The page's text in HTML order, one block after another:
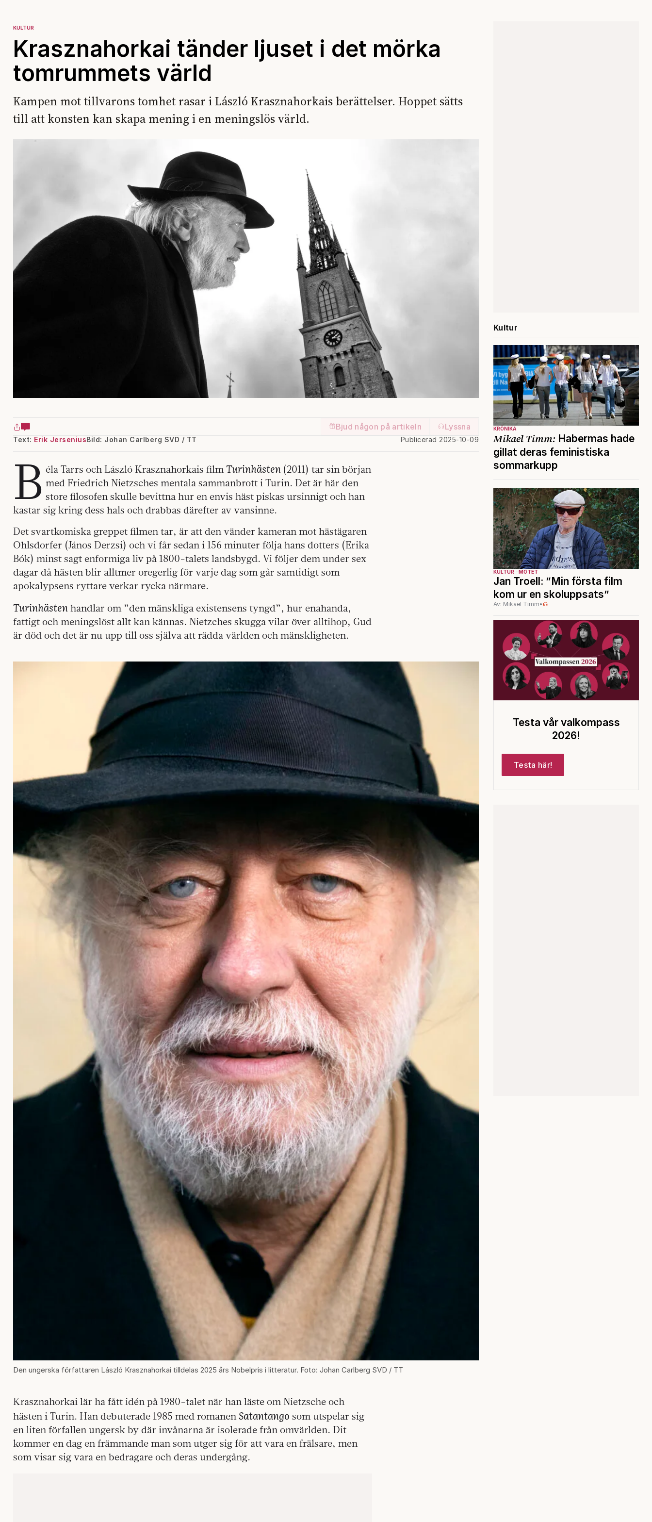
KULTUR
Krasznahorkai tänder ljuset i det mörka
tomrummets värld
Kampen mot tillvarons tomhet rasar i László Krasznahorkais berättelser. Hoppet sätts
till att konsten kan skapa mening i en meningslös värld.
Bjud någon på artikeln Lyssna
Text: Erik Jersenius Publicerad 2025-10-09
Bild: Johan Carlberg SVD / TT
B éla Tarrs och László Krasznahorkais filmTurinhästen (2011) tar sin början
med Friedrich Nietzsches mentala sammanbrott i Turin. Det är här den
store filosofen skulle bevittna hur en envis häst piskas ursinnigt och han
kastar sig kring dess hals och drabbas därefter av vansinne.
Det svartkomiska greppet filmen tar, är att den vänder kameran mot hästägaren
Ohlsdorfer (János Derzsi) och vi får sedan i 156 minuter följa hans dotters (Erika
Bók) minst sagt enformiga liv på 1800-talets landsbygd. Vi följer dem under sex
dagar då hästen blir alltmer oregerlig för varje dag som går samtidigt som
apokalypsens ryttare verkar rycka närmare.
Turinhästen handlar om ”den mänskliga existensens tyngd”, hur enahanda,
fattigt och meningslöst allt kan kännas. Nietzches skugga vilar över alltihop, Gud
är död och det är nu upp till oss själva att rädda världen och mänskligheten.
Den ungerska författaren László Krasznahorkai tilldelas 2025 års Nobelpris i litteratur. Foto: Johan Carlberg SVD / TT
Krasznahorkai lär ha fått idén på 1980-talet när han läste om Nietzsche och
hästen i Turin. Han debuterade 1985 med romanenSatantango som utspelar sig
en liten förfallen ungersk by där invånarna är isolerade från omvärlden. Dit
kommer en dag en främmande man som utger sig för att vara en frälsare, men
som visar sig vara en bedragare och deras undergång.
Kultur
KRÖNIKA
Mikael Timm: Habermas hade
gillat deras feministiska
sommarkupp
KULTUR MÖTET
Jan Troell: ”Min första film
kom ur en skoluppsats”
Av: Mikael Timm•
Testa vår valkompass
2026!
Testa här!